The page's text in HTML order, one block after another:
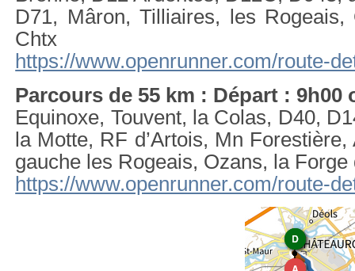
D71, Mâron, Tilliaires, les
Chtx
https://www.openrunner.com/route-
Parcours de 55 km : Départ : 9h00
Equinoxe, Touvent, la Colas, D40,
la Motte, RF d’Artois, Mn
gauche les Rogeais, Ozans, la
https://www.openrunner.com/route-